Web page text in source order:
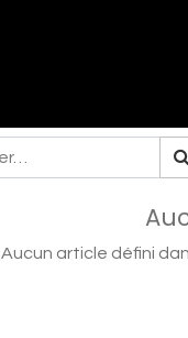
Aucun article défini